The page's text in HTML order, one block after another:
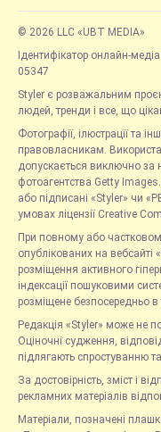
© 2026 LLC «UBT MEDIA»
Ідентифікатор онлайн-
05347
Styler є розважальним
людей, тренди і все, що
Фотографії, ілюстрації та
правовласникам.
допускається виключно за
фотоагентства Getty
або підписані «Styler» чи
умовах ліцензії Creative
При повному або
опублікованих на
розміщення активного
індексації пошуковими
розміщене безпосередньо в
Редакція «Styler» може не
Оціночні судження,
підлягають спростуванню
За достовірність, зміст і
рекламних матеріалів
Матеріали, позначені